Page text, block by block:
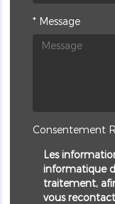
* Message
Consentement
Les
informatique
traitement,
vous